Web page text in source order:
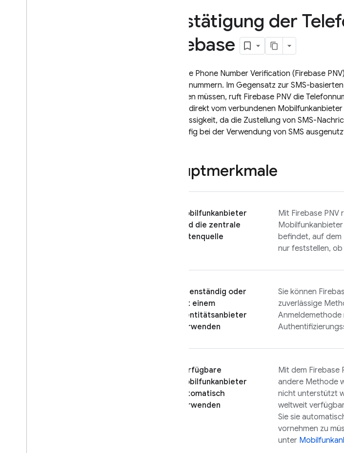
Bestätigung der
Firebase
Firebase Phone Number Verification (Firebase PNV
Telefonnummern. Im Gegensatz zur SMS-
eingeben müssen, ruft Firebase PNV die
Tippen direkt vom verbundenen
Zuverlässigkeit, da die Zustellung von SMS-
die häufig bei der Verwendung von SMS
Hauptmerkmale
Mobilfunkanbieter
sind die zentrale
Datenquelle
Mit Firebase PNV
befindet, auf dem
nur feststellen,
Eigenständig oder
mit einem
Identitätsanbieter
verwenden
Sie können
zuverlässige
Anmeldemethode
Verfügbare
Mobilfunkanbieter
automatisch
verwenden
Mit dem Firebase
andere Methode
nicht unterstützt
weltweit
Sie sie
vornehmen zu
unter